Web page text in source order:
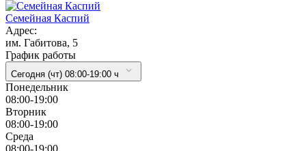
Семейная Каспий
Адрес:
им. Габитова, 5
График работы
Сегодня (чт) 08:00-19:00 ч
Понедельник
08:00-19:00
Вторник
08:00-19:00
Cреда
08:00-19:00